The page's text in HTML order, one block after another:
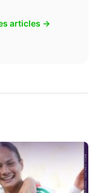
articles →